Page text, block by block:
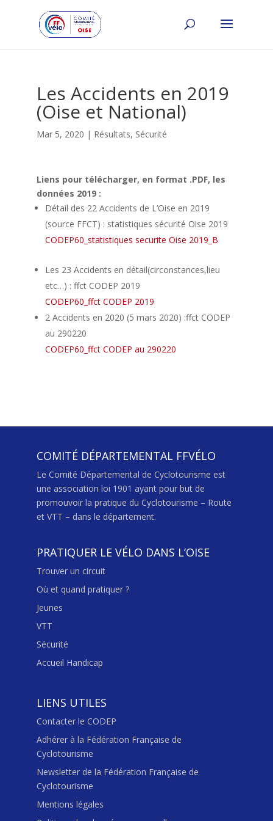
Les Accidents en 2019
(Oise et National)
Mar 5, 2020 | Résultats, Sécurité
Liens pour télécharger, en format .PDF, les
données 2019 :
Détail des 22 Accidents de L’Oise en 2019
(source FFCT) : statistiques sécurité Oise 2019
CODEP60_statistiques securite Oise 2019_B
Les 23 Accidents en détail(circonstances,lieu
etc…) : ffct CODEP 2019
CODEP60_ffct CODEP 2019
2 Accidents en 2020 (5 mars 2020) :ffct CODEP
au 290220
CODEP60_ffct CODEP au 290220
COMITÉ DÉPARTEMENTAL FFVÉLO
Le Comité Départemental de Cyclotourisme est
une association loi 1901 ayant pour but de
promouvoir la pratique du Cyclotourisme – Route
et VTT – dans le département.
PRATIQUER LE VÉLO DANS L’OISE
Trouver un circuit
Où et quand pratiquer ?
Jeunes
VTT
Sécurité
Accueil Handicap
LIENS UTILES
Contacter le CODEP
Adhérer à la Fédération Française de
Cyclotourisme
Newsletter de la Fédération Française de
Cyclotourisme
Mentions légales